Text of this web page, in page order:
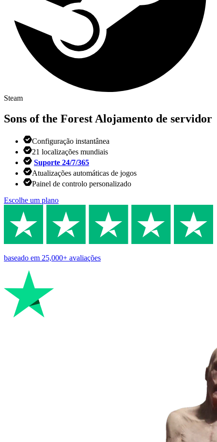
Steam
Sons of the Forest Alojamento de servidor
Configuração instantânea
21 localizações mundiais
Suporte 24/7/365
Atualizações automáticas de jogos
Painel de controlo personalizado
Escolhe um plano
baseado em 25,000+ avaliações